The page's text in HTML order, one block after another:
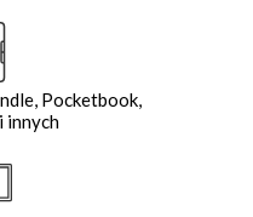
Pocketbook,
innych